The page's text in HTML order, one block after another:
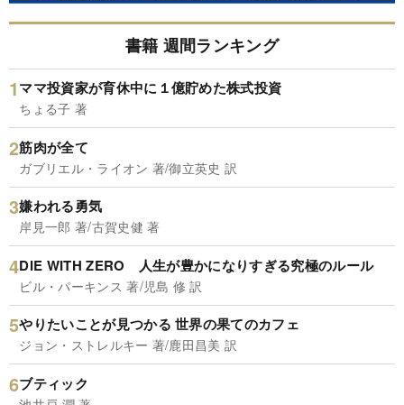
書籍 週間ランキング
ママ投資家が育休中に１億貯めた株式投資
ちょる子 著
筋肉が全て
ガブリエル・ライオン 著/御立英史 訳
嫌われる勇気
岸見一郎 著/古賀史健 著
DIE WITH ZERO 人生が豊かになりすぎる究極のルール
ビル・パーキンス 著/児島 修 訳
やりたいことが見つかる 世界の果てのカフェ
ジョン・ストレルキー 著/鹿田昌美 訳
ブティック